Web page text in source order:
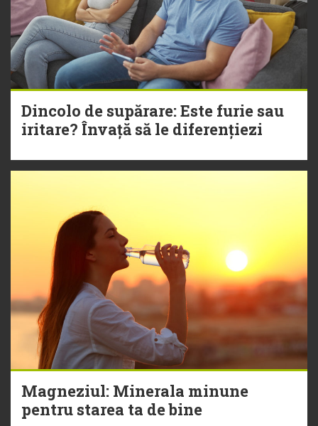
Dincolo de supărare: Este furie sau
iritare? Învață să le diferențiezi
Magneziul: Minerala minune
pentru starea ta de bine